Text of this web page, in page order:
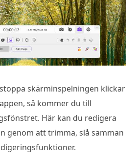
skärminspelningen klickar
så kommer du till
Här kan du redigera
genom att trimma, slå samman